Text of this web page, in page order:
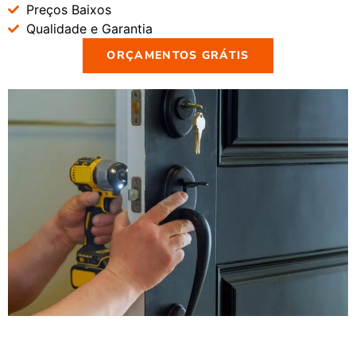
Preços Baixos
Qualidade e Garantia
ORÇAMENTOS GRÁTIS